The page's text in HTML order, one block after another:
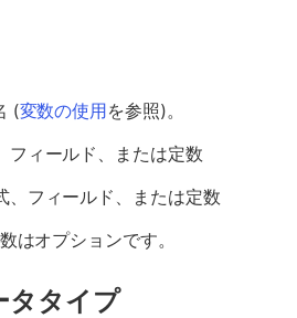
(変数の使用を参照)。
ィールド、または定数
フィールド、または定数
はオプションです。
タタイプ